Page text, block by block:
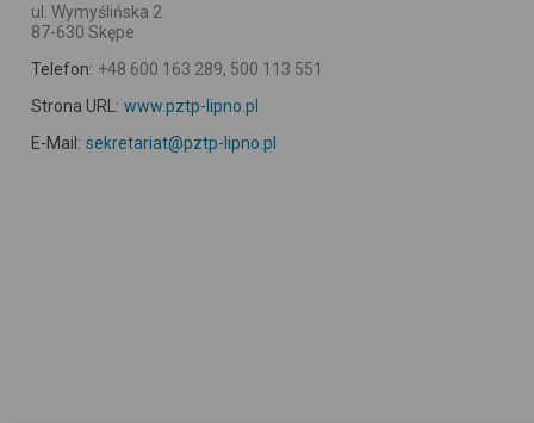
ul. Wymyślińska 2
87-630 Skępe
Telefon: +48 600 163 289, 500 113 551
Strona URL: www.pztp-lipno.pl
E-Mail: sekretariat@pztp-lipno.pl